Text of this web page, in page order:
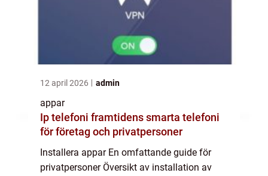
12 april 2026 admin
appar
Ip telefoni framtidens smarta telefoni
för företag och privatpersoner
Installera appar En omfattande guide för
privatpersoner Översikt av installation av